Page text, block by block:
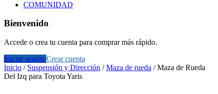
COMUNIDAD
Bienvenido
Accede o crea tu cuenta para comprar más rápido.
Iniciar sesión Crear cuenta
Inicio / Suspensión y Dirección /Maza de rueda /Maza de Rueda
Del Izq para Toyota Yaris